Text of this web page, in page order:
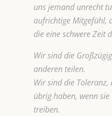
uns jemand unrecht
aufrichtige Mitgefühl,
die eine schwere Zeit
Wir sind die
anderen teilen.
Wir sind die
übrig haben, wenn
treiben.